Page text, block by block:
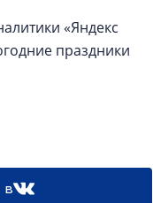
«Яндекс
праздники
в